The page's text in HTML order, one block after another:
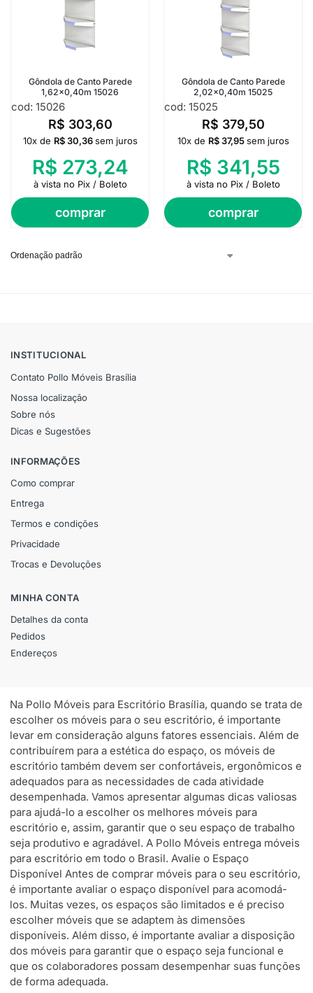
Gôndola de Canto Parede
1,62×0,40m 15026
cod: 15026
R$ 303,60
comprar
10x de R$30,36 sem juros
R$ 273,24
à vista no Pix / Boleto
Gôndola de Canto Parede
2,02×0,40m 15025
cod: 15025
R$ 379,50
comprar
10x de R$37,95 sem juros
R$ 341,55
à vista no Pix / Boleto
INSTITUCIONAL
Contato Pollo Móveis Brasília
Nossa localização
Sobre nós
Dicas e Sugestões
INFORMAÇÕES
Como comprar
Entrega
Termos e condições
Privacidade
Trocas e Devoluções
MINHA CONTA
Detalhes da conta
Pedidos
Endereços
Na Pollo Móveis para Escritório Brasília, quando se trata de
escolher os móveis para o seu escritório, é importante
levar em consideração alguns fatores essenciais. Além de
contribuírem para a estética do espaço, os móveis de
escritório também devem ser confortáveis, ergonômicos e
adequados para as necessidades de cada atividade
desempenhada. Vamos apresentar algumas dicas valiosas
para ajudá-lo a escolher os melhores móveis para
escritório e, assim, garantir que o seu espaço de trabalho
seja produtivo e agradável. A Pollo Móveis entrega móveis
para escritório em todo o Brasil. Avalie o Espaço
Disponível Antes de comprar móveis para o seu escritório,
é importante avaliar o espaço disponível para acomodá-
los. Muitas vezes, os espaços são limitados e é preciso
escolher móveis que se adaptem às dimensões
disponíveis. Além disso, é importante avaliar a disposição
dos móveis para garantir que o espaço seja funcional e
que os colaboradores possam desempenhar suas funções
de forma adequada.